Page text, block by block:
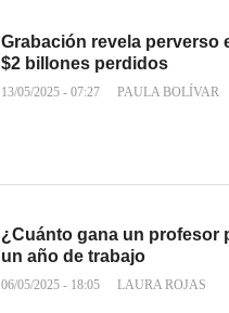
Grabación revela perverso
$2 billones perdidos
13/05/2025 - 07:27 PAULA BOLÍVAR
¿Cuánto gana un profesor
un año de trabajo
06/05/2025 - 18:05 LAURA ROJAS